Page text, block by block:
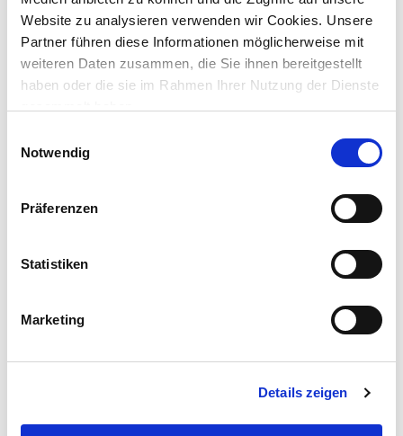
Website zu analysieren verwenden wir Cookies. Unsere
Partner führen diese Informationen möglicherweise mit
weiteren Daten zusammen, die Sie ihnen bereitgestellt
haben oder die sie im Rahmen Ihrer Nutzung der Dienste
Notwendig
Präferenzen
Statistiken
Marketing
Details zeigen
Um Abholung im Markt nutzen zu können, wähle zunächst
einen Markt
Verfügbarkeit:
Jetzt prüfen und Markt auswählen
Beschreibung
Die Gerätehaken sind aus verzinktem
Bewertungen (1)